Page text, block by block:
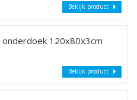
Bekijk product
120x80x3cm
Bekijk product